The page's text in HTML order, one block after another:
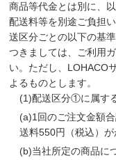
商品等代金とは別に、
配送料等を別途ご負担
送区分ごとの以下の基
つきましては、ご利用
い。ただし、LOHACO
よるものとします。
(1)配送区分①に属す
(a)1回のご注文金額
送料550円（税込）が
(b)当社所定の商品に